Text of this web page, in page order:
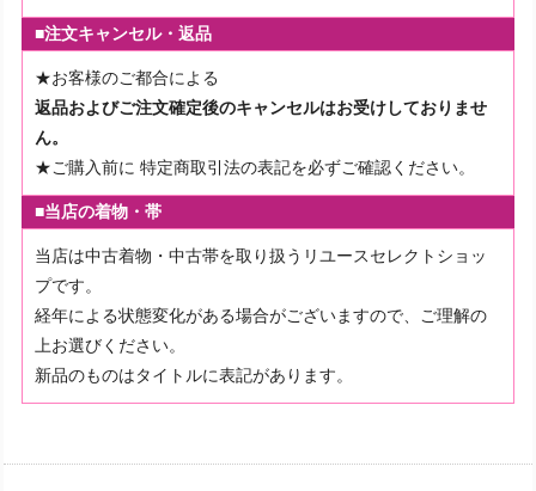
■注文キャンセル・返品
★お客様のご都合による
返品およびご注文確定後のキャンセルはお受けしておりませ
ん。
★ご購入前に 特定商取引法の表記を必ずご確認ください。
■当店の着物・帯
当店は中古着物・中古帯を取り扱うリユースセレクトショッ
プです。
経年による状態変化がある場合がございますので、ご理解の
上お選びください。
新品のものはタイトルに表記があります。